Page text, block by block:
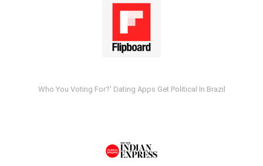
Who You Voting For?' Dating Apps Get Political In Brazil